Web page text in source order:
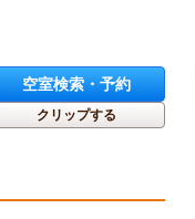
空室検索・予約
クリップする